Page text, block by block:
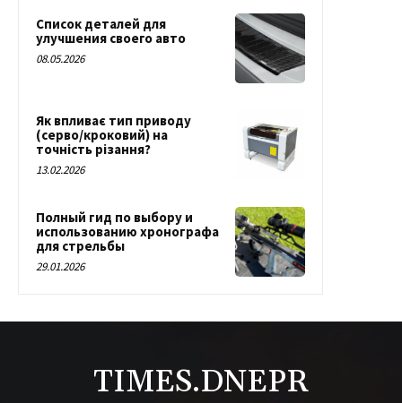
Список деталей для
улучшения своего авто
08.05.2026
Як впливає тип приводу
(серво/кроковий) на
точність різання?
13.02.2026
Полный гид по выбору и
использованию хронографа
для стрельбы
29.01.2026
TIMES.DNEPR